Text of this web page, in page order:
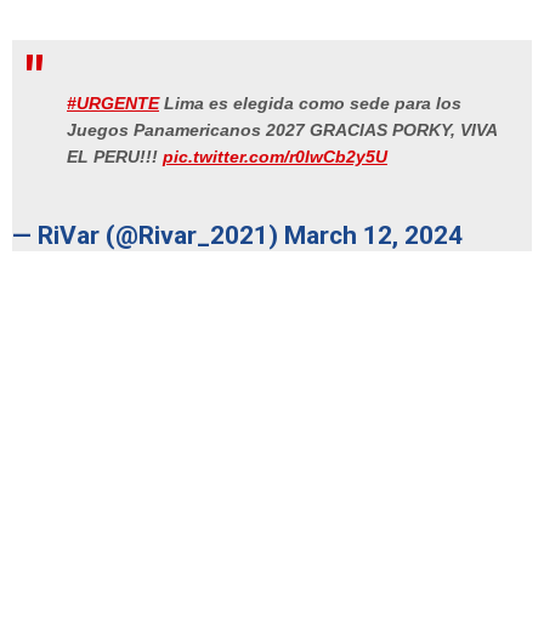
#URGENTELima es elegida como sede para los
Juegos Panamericanos 2027 GRACIAS PORKY, VIVA
EL PERU!!! pic.twitter.com/r0IwCb2y5U
— RiVar (@Rivar_2021) March 12, 2024